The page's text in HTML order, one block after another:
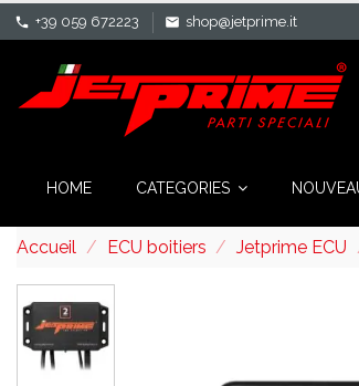
phone +39 059 672223 mail shop@jetprime.it
HOME CATEGORIES
Accueil ECU boitiers Jetprime ECU